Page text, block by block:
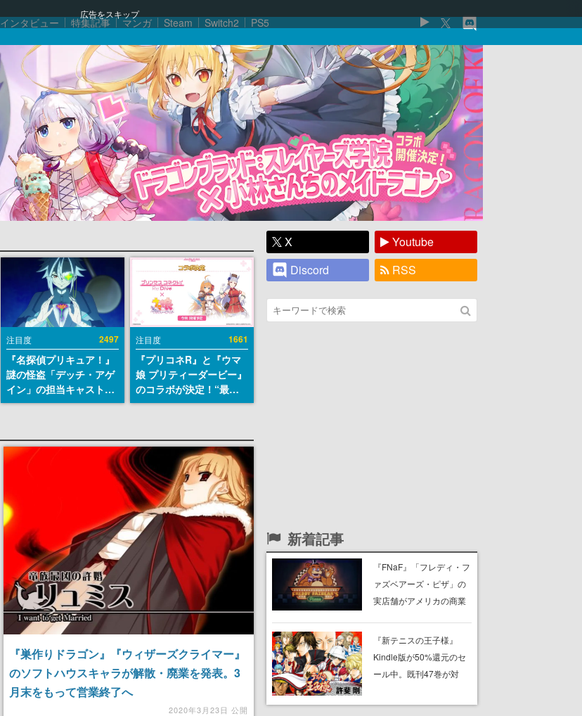
広告をスキップ
インタビュー 特集記事 マンガ Steam Switch2 PS5
注目度 2497
『名探偵プリキュア！』
謎の怪盗「デッチ・アゲ
イン」の担当キャストは
天﨑滉平さんと判明。
『ヒプノシスマイク』山
田三郎役など
注目度 1661
『プリコネR』と『ウマ
娘 プリティーダービー』
のコラボが決定！“最大
170連無料”の8.5周年キ
『巣作りドラゴン』『ウィザーズクライマー』
のソフトハウスキャラが解散・廃業を発表。3
月末をもって営業終了へ
2020年3月23日 公開
X
Youtube
Discord
RSS
新着記事
『FNaF』「フレディ・フ
ァズベアーズ・ピザ」の
実店舗がアメリカの商業
に2027年オープン！
ScottGamesとの共同開
発、食事だけでなくステ
『新テニスの王子様』
Kindle版が50%還元のセ
ール中。既刊47巻が対
得にまとめ買いするチャ